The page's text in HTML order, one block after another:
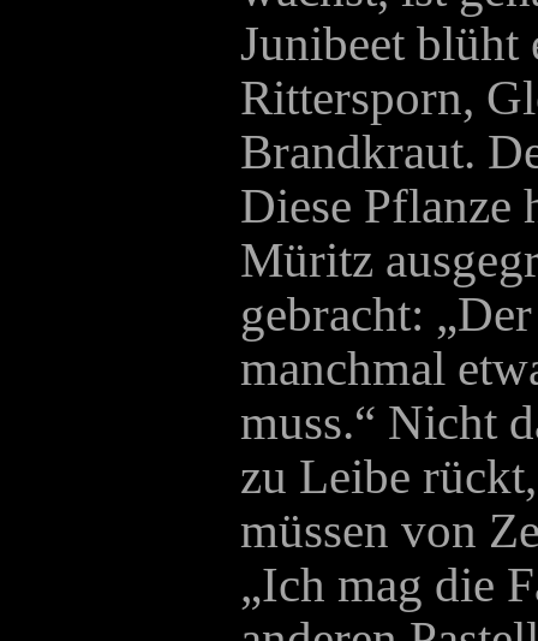
Junibeet blüht
Rittersporn,
Brandkraut.
Diese Pflanze
Müritz
gebracht:
manchmal
muss.“ Nicht
zu Leibe
müssen von
„Ich mag die